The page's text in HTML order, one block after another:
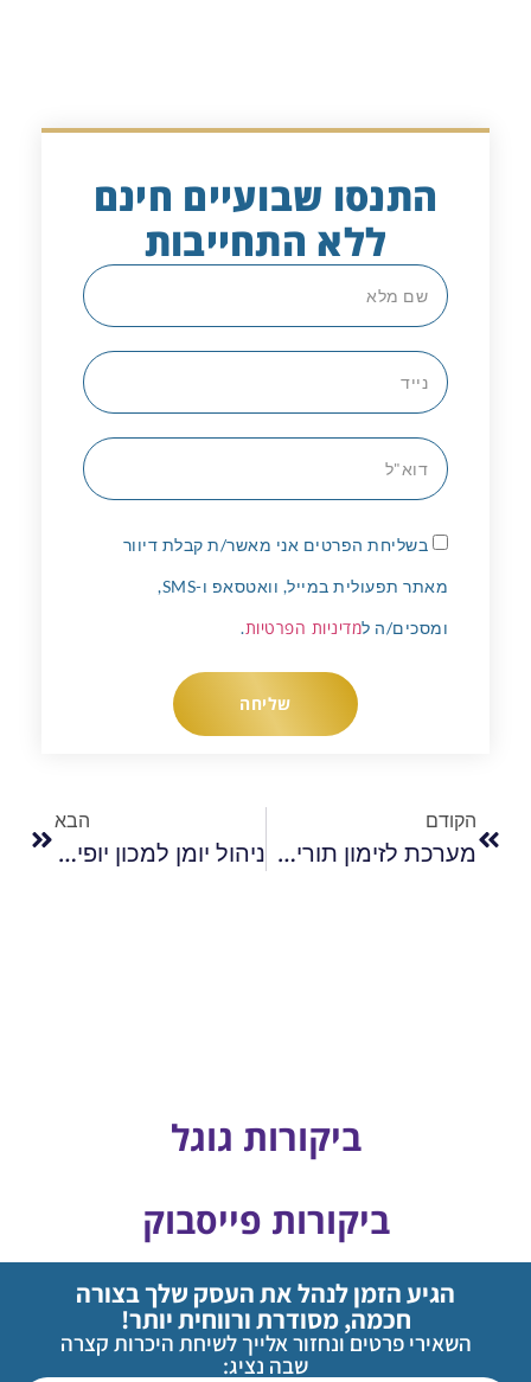
התנסו שבועיים חינם
ללא התחייבות
בשליחת הפרטים אני מאשר/ת קבלת דיוור
מאתר תפעולית במייל, וואטסאפ ו-SMS,
ומסכים/ה למדיניות הפרטיות.
שליחה
הקודם
מערכת לזימון תורים במספרה: איך להפוך כל תור לרווח ולהפסיק לרדוף אחרי הלקוחות
הבא
ניהול יומן למכון יופי הדרך לייעול הניהול והענקת שירות מיטבי ללקוחות
ביקורות גוגל
ביקורות פייסבוק
הגיע הזמן לנהל את העסק שלך בצורה
חכמה, מסודרת ורווחית יותר!
השאירי פרטים ונחזור אלייך לשיחת היכרות קצרה
שבה נציג: